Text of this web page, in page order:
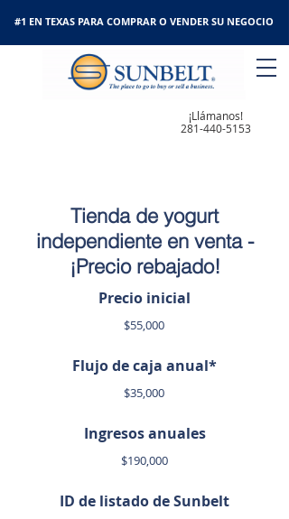
#1 EN TEXAS PARA COMPRAR O VENDER SU NEGOCIO
¡Llámanos!
281-440-5153
Tienda de yogurt
independiente en venta -
¡Precio rebajado!
Precio inicial
$55,000
Flujo de caja anual*
$35,000
Ingresos anuales
$190,000
ID de listado de Sunbelt